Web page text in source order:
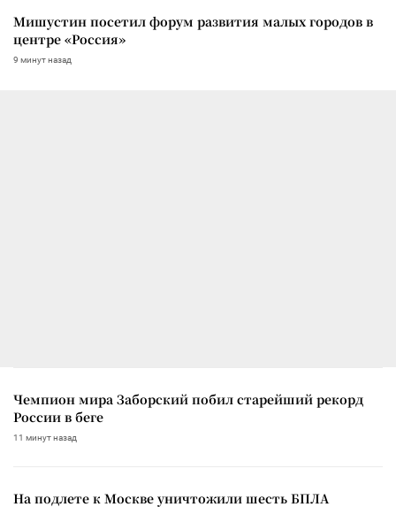
Мишустин посетил форум развития малых городов в
центре «Россия»
9 минут назад
Чемпион мира Заборский побил старейший рекорд
России в беге
11 минут назад
На подлете к Москве уничтожили шесть БПЛА